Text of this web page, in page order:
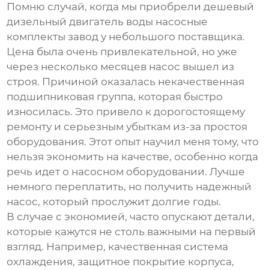
Помню случай, когда мы приобрелидешевый
дизельный двигатель воды насосные
комплекты завод у небольшого поставщика.
Цена была очень привлекательной, но уже
через несколько месяцев насос вышел из
строя. Причиной оказалась некачественная
подшипниковая группа, которая быстро
износилась. Это привело к дорогостоящему
ремонту и серьезным убыткам из-за простоя
оборудования. Этот опыт научил меня тому, что
нельзя экономить на качестве, особенно когда
речь идет о насосном оборудовании. Лучше
немного переплатить, но получить надежный
насос, который прослужит долгие годы.
В случае с экономией, часто опускают детали,
которые кажутся не столь важными на первый
взгляд. Например, качественная система
охлаждения, защитное покрытие корпуса,